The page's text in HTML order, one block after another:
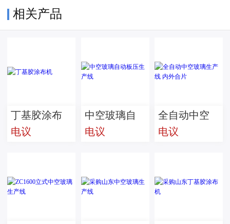
相关产品
丁基胶涂布
机
电议
中空玻璃自
动板压生产
电议
全自动中空
玻璃生产线
电议